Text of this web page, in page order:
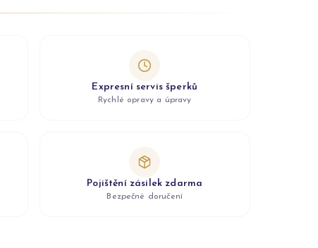
Expresní servis šperků
Rychlé opravy a úpravy
Pojištění zásilek zdarma
Bezpečné doručení